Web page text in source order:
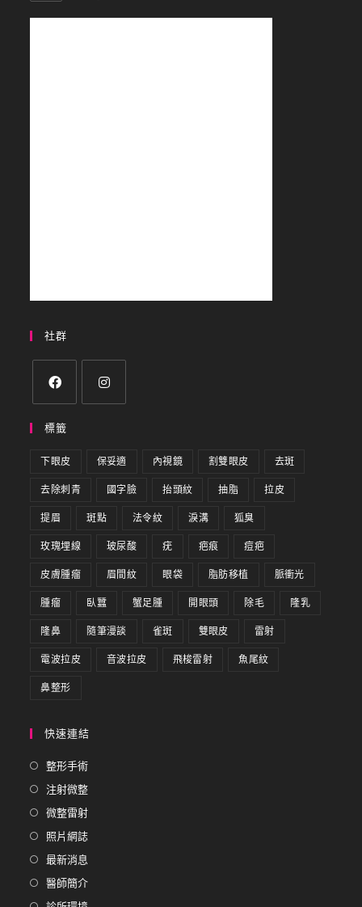
社群
標籤
下眼皮 保妥適 內視鏡 割雙眼皮 去斑
去除刺青 國字臉 抬頭紋 抽脂 拉皮
提眉 斑點 法令紋 淚溝 狐臭
玫瑰埋線 玻尿酸 疣 疤痕 痘疤
皮膚腫瘤 眉間紋 眼袋 脂肪移植 脈衝光
腫瘤 臥蠶 蟹足腫 開眼頭 除毛 隆乳
隆鼻 隨筆漫談 雀斑 雙眼皮 雷射
電波拉皮 音波拉皮 飛梭雷射 魚尾紋
鼻整形
快速連結
整形手術
注射微整
微整雷射
照片網誌
最新消息
醫師簡介